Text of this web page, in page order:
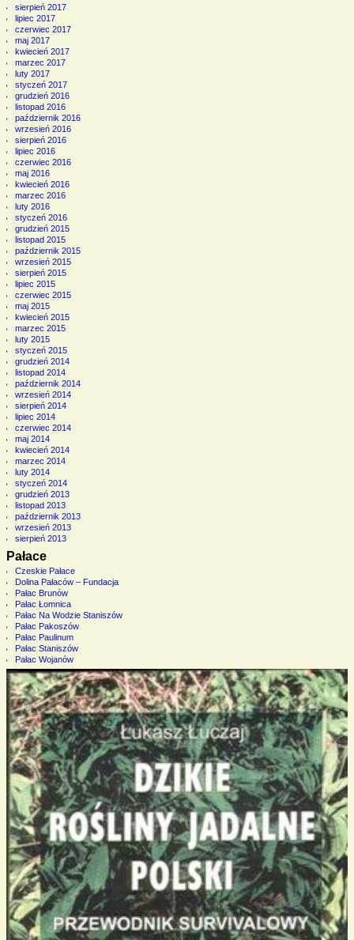
sierpień 2017
lipiec 2017
czerwiec 2017
maj 2017
kwiecień 2017
marzec 2017
luty 2017
styczeń 2017
grudzień 2016
listopad 2016
październik 2016
wrzesień 2016
sierpień 2016
lipiec 2016
czerwiec 2016
maj 2016
kwiecień 2016
marzec 2016
luty 2016
styczeń 2016
grudzień 2015
listopad 2015
październik 2015
wrzesień 2015
sierpień 2015
lipiec 2015
czerwiec 2015
maj 2015
kwiecień 2015
marzec 2015
luty 2015
styczeń 2015
grudzień 2014
listopad 2014
październik 2014
wrzesień 2014
sierpień 2014
lipiec 2014
czerwiec 2014
maj 2014
kwiecień 2014
marzec 2014
luty 2014
styczeń 2014
grudzień 2013
listopad 2013
październik 2013
wrzesień 2013
sierpień 2013
Pałace
Czeskie Pałace
Dolina Pałaców – Fundacja
Pałac Brunów
Pałac Łomnica
Pałac Na Wodzie Staniszów
Pałac Pakoszów
Pałac Paulinum
Pałac Staniszów
Pałac Wojanów